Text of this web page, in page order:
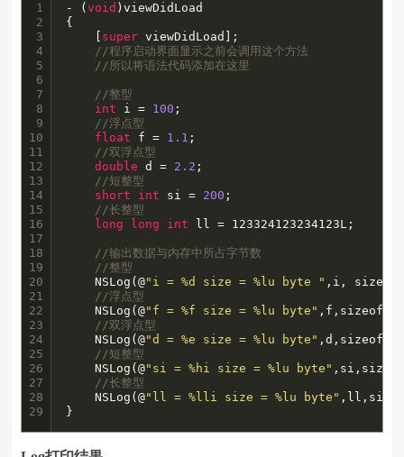
1
2
3
4
5
6
7
8
9
10
11
12
13
14
15
16
17
18
19
20
21
22
23
24
25
26
27
28
29
- (void )viewDidLoad
{
super viewDidLoad];
//程序启动界面显示之前会调用这个方法
//所以将语法代码添加在这里
//整型
int i = 100 ;
//浮点型
float f = 1.1 ;
//双浮点型
double d = 2.2 ;
//短整型
short
int si = 200 ;
//长整型
long
long int ll = 123324123234123L;
//输出数据与内存中所占字节数
//整型
    NSLog(@
"i = %d size = %lu byte " ,i,
//浮点型
    NSLog(@
"f = %f size = %lu byte"
//双浮点型
    NSLog(@
"d = %e size = %lu byte"
//短整型
    NSLog(@
"si = %hi size = %lu byte"
//长整型
    NSLog(@
"ll = %lli size = %lu byte"
}